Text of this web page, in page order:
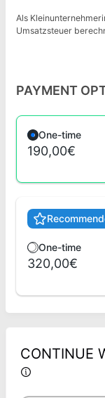
Als
Umsatzsteuer
PAYMENT
One-time
190,00€
One-time
320,00€
CONTINUE